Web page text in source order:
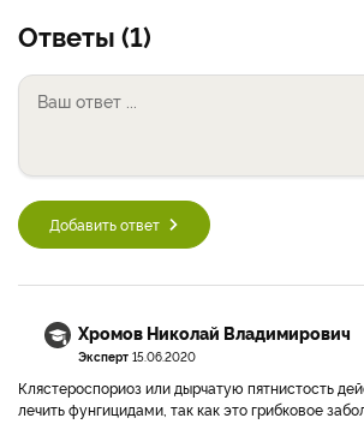
Ответы (1)
Добавить ответ
Хромов Николай Владимирович
Эксперт 15.06.2020
Клястероспориоз или дырчатую пятнистость
лечить фунгицидами, так как это грибковое